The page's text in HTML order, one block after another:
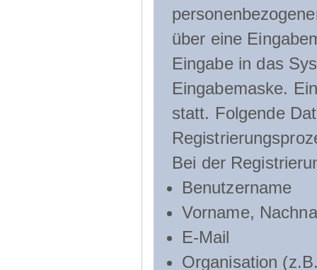
über eine
Eingabe in das
Eingabemaske.
statt. Folgende
Bei der
Benutzername
Vorname,
E-Mail
Organisation